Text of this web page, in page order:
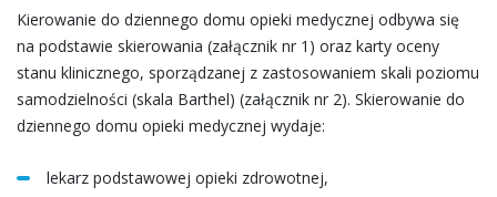
Kierowanie do dziennego domu opieki medycznej odbywa się
na podstawie skierowania (załącznik nr 1) oraz karty oceny
stanu klinicznego, sporządzanej z zastosowaniem skali poziomu
samodzielności (skala Barthel) (załącznik nr 2). Skierowanie do
dziennego domu opieki medycznej wydaje:
lekarz podstawowej opieki zdrowotnej,